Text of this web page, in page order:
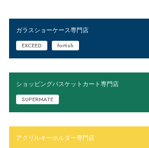
ガラスショーケース専門店
EXCEED fortish
ショッピングバスケットカート専門店
SUPERMATE
アクリルキーホルダー専門店